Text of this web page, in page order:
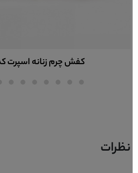
کفش چرم زنانه اسپرت کد 17404
نظرات